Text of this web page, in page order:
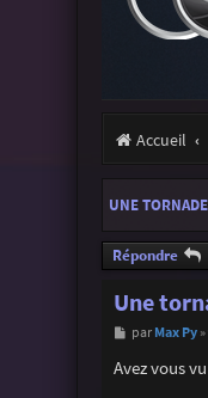
Accueil
UNE
Répondre
Une
M
s
s
par Max Py»
Avez vous